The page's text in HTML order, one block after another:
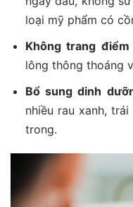
loại mỹ phẩm có
Không trang
lông thông thoáng
Bổ sung dinh
nhiều rau xanh,
trong.